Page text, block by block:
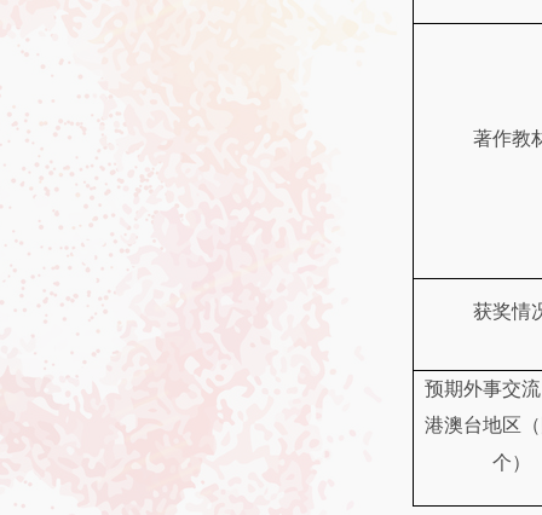
著作教
获奖情
预期外事交
港澳台地区
个）